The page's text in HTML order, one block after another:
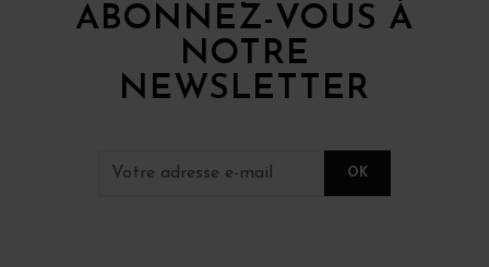
ABONNEZ-VOUS À
NOTRE
NEWSLETTER